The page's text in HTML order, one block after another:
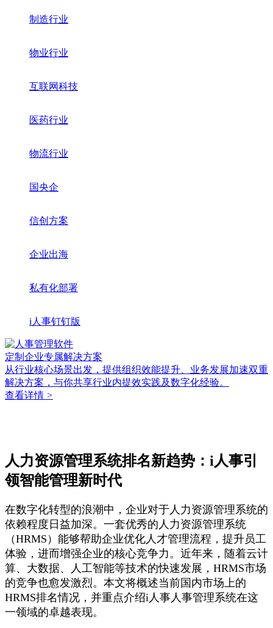
制造行业
物业行业
互联网科技
医药行业
物流行业
国央企
信创方案
企业出海
私有化部署
i人事钉钉版
定制企业专属解决方案
从行业核心场景出发，提供组织效能提升、业务发展加速双重
解决方案，与你共享行业内提效实践及数字化经验。
查看详情 >
人力资源管理系统排名新趋势：i人事引
领智能管理新时代
在数字化转型的浪潮中，企业对于人力资源管理系统的
依赖程度日益加深。一套优秀的人力资源管理系统
（HRMS）能够帮助企业优化人才管理流程，提升员工
体验，进而增强企业的核心竞争力。近年来，随着云计
算、大数据、人工智能等技术的快速发展，HRMS市场
的竞争也愈发激烈。本文将概述当前国内市场上的
HRMS排名情况，并重点介绍i人事人事管理系统在这
一领域的卓越表现。